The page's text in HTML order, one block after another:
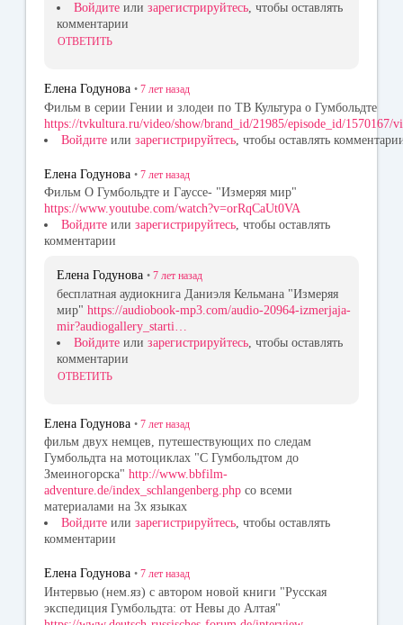
Войдите или зарегистрируйтесь, чтобы оставлять
комментарии
ОТВЕТИТЬ
Елена Годунова • 7 лет назад
Фильм в серии Гении и злодеи по ТВ Культура о Гумбольдте
https://tvkultura.ru/video/show/brand_id/21985/episode_id/1570167/
Войдите или зарегистрируйтесь , чтобы оставлять
Елена Годунова • 7 лет назад
Фильм О Гумбольдте и Гауссе- "Измеряя мир"
https://www.youtube.com/watch?v=orRqCaUt0VA
Войдите или зарегистрируйтесь, чтобы оставлять
комментарии
Елена Годунова • 7 лет назад
бесплатная аудиокнига Даниэля Кельмана "Измеряя
мир" https://audiobook-mp3.com/audio-20964-izmerjaja-
mir?audiogallery_starti…
Войдите или зарегистрируйтесь , чтобы оставлять
комментарии
ОТВЕТИТЬ
Елена Годунова • 7 лет назад
фильм двух немцев, путешествующих по следам
Гумбольдта на мотоциклах "С Гумбольдтом до
Змеиногорска" http://www.bbfilm-
adventure.de/index_schlangenberg.php со всеми
материалами на 3х языках
Войдите или зарегистрируйтесь, чтобы оставлять
комментарии
Елена Годунова • 7 лет назад
Интервью (нем.яз) с автором новой книги "Русская
экспедиция Гумбольдта: от Невы до Алтая"